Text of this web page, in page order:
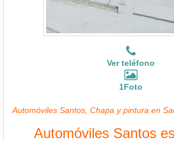
Ver teléfono
1Foto
Automóviles Santos, Chapa y pintura en
Automóviles Santos